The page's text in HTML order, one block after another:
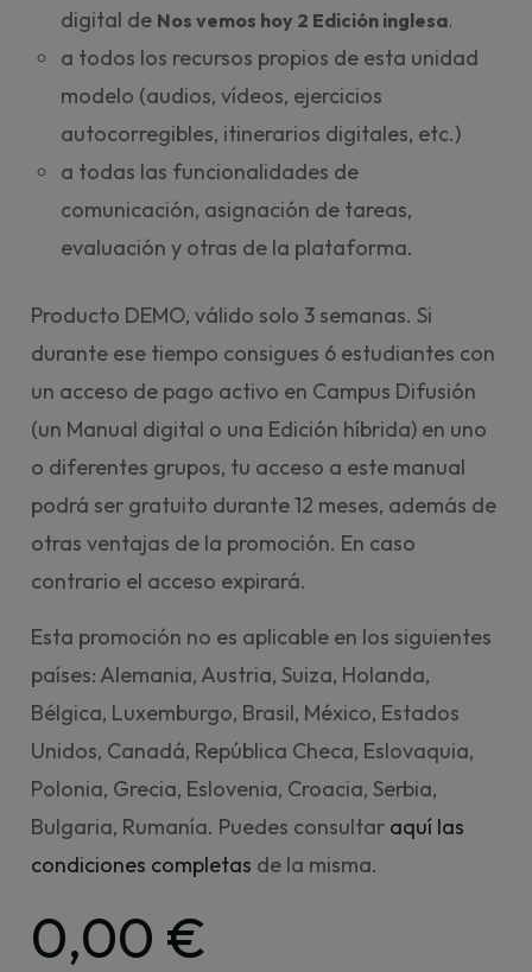
digital de Nos vemos hoy 2 Edición inglesa.
a todos los recursos propios de esta unidad
modelo (audios, vídeos, ejercicios
autocorregibles, itinerarios digitales, etc.)
a todas las funcionalidades de
comunicación, asignación de tareas,
evaluación y otras de la plataforma.
Producto DEMO, válido solo 3 semanas. Si
durante ese tiempo consigues 6 estudiantes con
un acceso de pago activo en Campus Difusión
(un Manual digital o una Edición híbrida) en uno
o diferentes grupos, tu acceso a este manual
podrá ser gratuito durante 12 meses, además de
otras ventajas de la promoción. En caso
contrario el acceso expirará.
Esta promoción no es aplicable en los siguientes
países: Alemania, Austria, Suiza, Holanda,
Bélgica, Luxemburgo, Brasil, México, Estados
Unidos, Canadá, República Checa, Eslovaquia,
Polonia, Grecia, Eslovenia, Croacia, Serbia,
Bulgaria, Rumanía. Puedes consultar aquí las
condiciones completas de la misma.
0,00 €